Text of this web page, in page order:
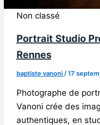
Non classé
Portrait Studio
Rennes
baptiste vanoni /17
Photographe de
Vanoni crée des
authentiques, en